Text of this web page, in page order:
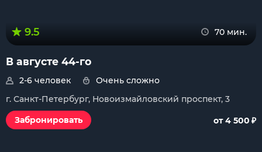
9.5 70 мин.
В августе 44-го
2-6 человек
Очень сложно
г. Санкт-Петербург, Новоизмайловский проспект, 3
Забронировать
от 4 500 ₽